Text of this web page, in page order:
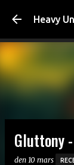
Heavy
Gluttony
den 10 mars